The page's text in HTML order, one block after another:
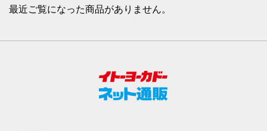
最近ご覧になった商品がありません。